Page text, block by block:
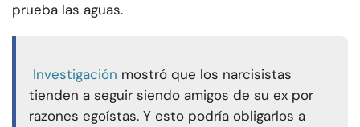
prueba las aguas.
Investigación mostró que los narcisistas
tienden a seguir siendo amigos de su ex por
razones egoístas. Y esto podría obligarlos a